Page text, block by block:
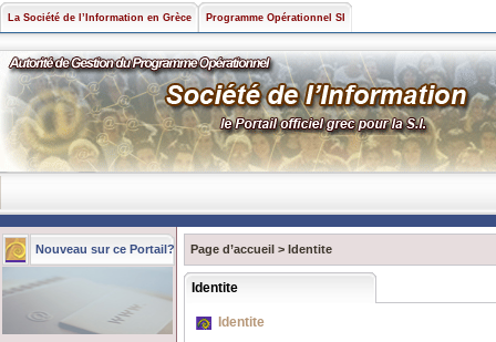
La Société de l’Information en Grèce Programme Opérationnel SI
Nouveau sur ce Portail? Page d’accueil > Identite
Identite
Identite